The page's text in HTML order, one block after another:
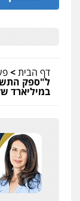
דף הבית>
ל"ספק
במיליארד